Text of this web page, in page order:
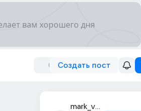
Создать пост
mark_voitashek